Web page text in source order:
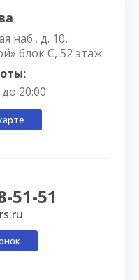
наб., д. 10,
блок С, 52 этаж
20:00
51-51